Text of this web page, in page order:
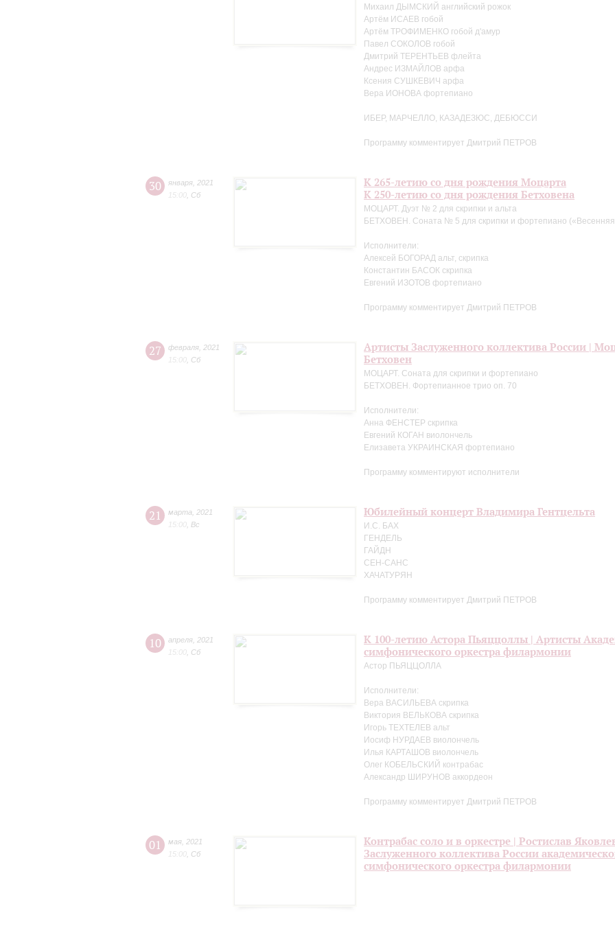
Михаил ДЫМСКИЙ английский рожок
Артём ИСАЕВ гобой
Артём ТРОФИМЕНКО гобой д'амур
Павел СОКОЛОВ гобой
Дмитрий ТЕРЕНТЬЕВ флейта
Андрес ИЗМАЙЛОВ арфа
Ксения СУШКЕВИЧ арфа
Вера ИОНОВА фортепиано
ИБЕР, МАРЧЕЛЛО, КАЗАДЕЗЮС, ДЕБЮССИ
Программу комментирует Дмитрий ПЕТРОВ
30 января 2021
15:00 Сб
К 265-летию со дня рождения Моцарта
К 250-летию со дня рождения Бетховена
МОЦАРТ. Дуэт № 2 для скрипки и альта
БЕТХОВЕН. Соната № 5 для скрипки и фортепиано
Исполнители:
Алексей БОГОРАД альт, скрипка
Константин БАСОК скрипка
Евгений ИЗОТОВ фортепиано
Программу комментирует Дмитрий ПЕТРОВ
27 февраля 2021
15:00 Сб
Артисты Заслуженного коллектива России |
Бетховен
МОЦАРТ. Соната для скрипки и фортепиано
БЕТХОВЕН. Фортепианное трио оп. 70
Исполнители:
Анна ФЕНСТЕР скрипка
Евгений КОГАН виолончель
Елизавета УКРАИНСКАЯ фортепиано
Программу комментируют исполнители
21 марта
2021
15:00 Вс
Юбилейный концерт Владимира Гентцельта
И.С. БАХ
ГЕНДЕЛЬ
ГАЙДН
СЕН-САНС
ХАЧАТУРЯН
Программу комментирует Дмитрий ПЕТРОВ
10 апреля 2021
15:00 Сб
К 100-летию Астора Пьяццоллы | Артисты
симфонического оркестра филармонии
Астор ПЬЯЦЦОЛЛА
Исполнители:
Вера ВАСИЛЬЕВА скрипка
Виктория ВЕЛЬКОВА скрипка
Игорь ТЕХТЕЛЕВ альт
Иосиф НУРДАЕВ виолончель
Илья КАРТАШОВ виолончель
Олег КОБЕЛЬСКИЙ контрабас
Александр ШИРУНОВ аккордеон
Программу комментирует Дмитрий ПЕТРОВ
01 мая 2021
15:00 Сб
Контрабас соло и в оркестре | Ростислав
Заслуженного коллектива России
симфонического оркестра филармонии